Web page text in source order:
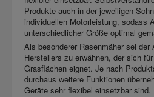
Produkte auch in der jeweiligen
individuellen Motorleistung, sodass
unterschiedlicher Größe optimal
Als besonderer Rasenmäher sei der
Herstellers zu erwähnen, der sich
Grasflächen eignet. Je nach
durchaus weitere Funktionen
Geräte sehr flexibel einsetzbar sind.